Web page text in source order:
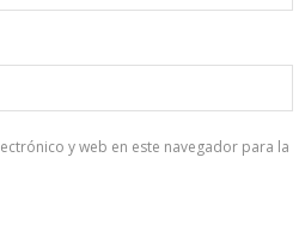
y web en este navegador para la